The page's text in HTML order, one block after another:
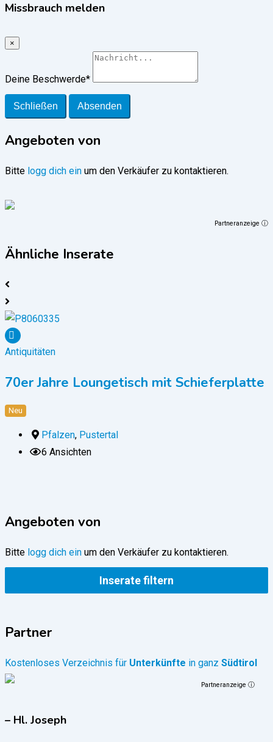
Missbrauch melden
×
Deine Beschwerde*
Schließen Absenden
Angeboten von
Bitte logg dich ein um den Verkäufer zu kontaktieren.
Partneranzeige ⓘ
Ähnliche Inserate
Antiquitäten
70er Jahre Loungetisch mit Schieferplatte
Neu
Pfalzen, Pustertal
6 Ansichten
Angeboten von
Bitte logg dich ein um den Verkäufer zu kontaktieren.
Inserate filtern
Partner
Kostenloses Verzeichnis für Unterkünfte in ganz Südtirol
Partneranzeige ⓘ
– Hl. Joseph